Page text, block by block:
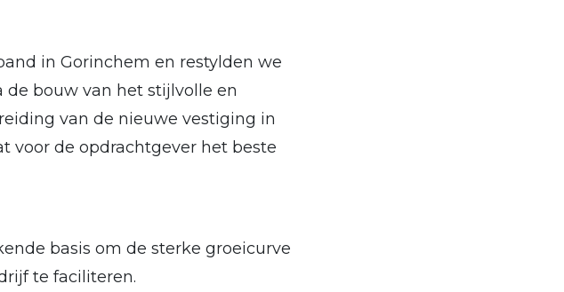
in Gorinchem en restylden we
de bouw van het stijlvolle en
van de nieuwe vestiging in
voor de opdrachtgever het beste
basis om de sterke groeicurve
te faciliteren.